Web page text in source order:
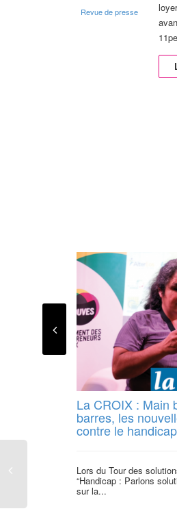
Revue de presse
La CROIX : Main
barres, les
contre le handicap
Lors du Tour des
“Handicap : Parlons
sur la...